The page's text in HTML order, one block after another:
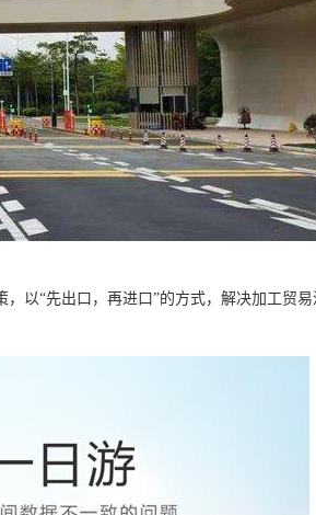
以“先出口，再进口”的方式，解决加工贸